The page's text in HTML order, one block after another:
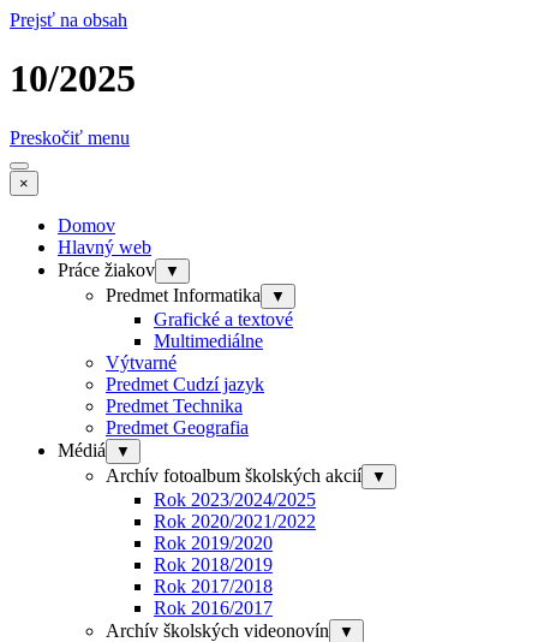
Prejsť na obsah
10/2025
Preskočiť menu
×
Domov
Hlavný web
Práce žiakov
▼
Predmet Informatika ▼
Grafické a textové
Multimediálne
Výtvarné
Predmet Cudzí jazyk
Predmet Technika
Predmet Geografia
Médiá
▼
Archív fotoalbum školských akcií ▼
Rok 2023/2024/2025
Rok 2020/2021/2022
Rok 2019/2020
Rok 2018/2019
Rok 2017/2018
Rok 2016/2017
Archív školských videonovín
▼